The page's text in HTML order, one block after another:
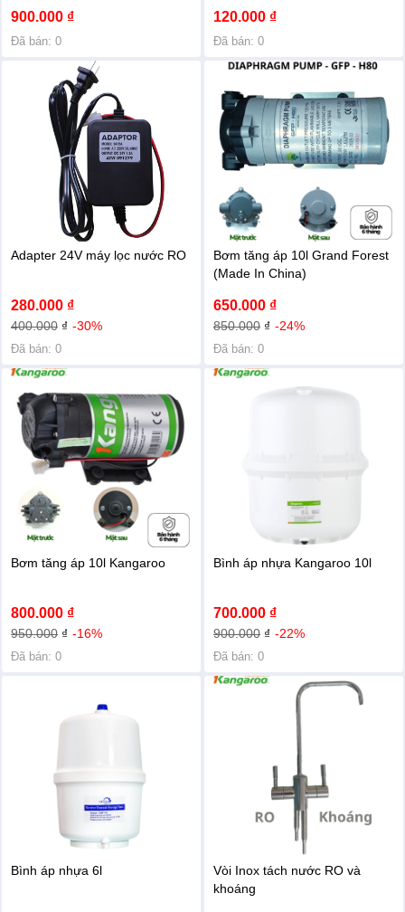
900.000 ₫
Đã bán: 0
120.000 ₫
Đã bán: 0
Adapter 24V máy lọc nước RO
280.000 ₫
400.000 ₫ -30%
Đã bán: 0
Bơm tăng áp 10l Grand Forest
(Made In China)
650.000 ₫
850.000 ₫ -24%
Đã bán: 0
Bơm tăng áp 10l Kangaroo
800.000 ₫
950.000 ₫ -16%
Đã bán: 0
Bình áp nhựa Kangaroo 10l
700.000 ₫
900.000 ₫ -22%
Đã bán: 0
Bình áp nhựa 6l
Vòi Inox tách nước RO và
khoáng